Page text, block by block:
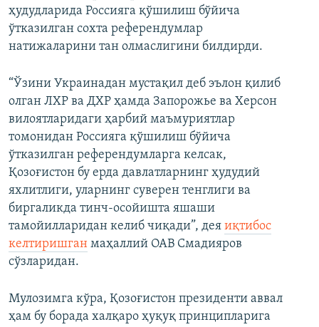
ҳудудларида Россияга қўшилиш бўйича
ўтказилган сохта референдумлар
натижаларини тан олмаслигини билдирди.
“Ўзини Украинадан мустақил деб эълон қилиб
олган ЛХР ва ДХР ҳамда Запорожье ва Херсон
вилоятларидаги ҳарбий маъмуриятлар
томонидан Россияга қўшилиш бўйича
ўтказилган референдумларга келсак,
Қозоғистон бу ерда давлатларнинг ҳудудий
яхлитлиги, уларнинг суверен тенглиги ва
биргаликда тинч-осойишта яшаши
тамойилларидан келиб чиқади”, дея иқтибос
келтиришган маҳаллий ОАВ Смадияров
сўзларидан.
Мулозимга кўра, Қозоғистон президенти аввал
ҳам бу борада халқаро ҳуқуқ принципларига